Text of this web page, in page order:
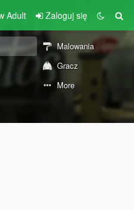
Adult Zaloguj się
Malowania
Gracz
More